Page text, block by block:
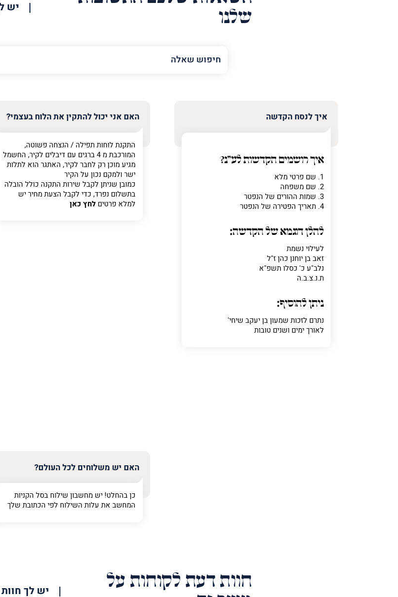
שלנו
יש
על
מה
איך לנסח הקדשה
איך רושמים הקדשות לע"נ?
1. שם פרטי מלא
2. שם משפחה
3. שמות ההורים של הנפטר
4. תאריך הפטירה של הנפטר
להלן דוגמא של הקדשה:
לעילוי נשמת
זאב בן יוחנן כהן ז"ל
נלב"ע כ' כסלו תשפ"א
ת.נ.צ.ב.ה
ניתן להוסיף:
נתרם לזכות שמעון בן יעקב שיחי'
לאורך ימים ושנים טובות
האם אני יכול להתקין את הלוח בעצמי?
התקנת לוחות תפילה / הנצחה פשוטה,
המורכבת מ 4 ברגים עם דיבלים לקיר, החשמל
מגיע מוכן רק לחבר לקיר, האתגר הוא לתלות
ישר ולמקם נכון על הקיר
כמובן שניתן לקבל שירות התקנה כולל הובלה
בתשלום נפרד, כדי לקבל הצעת מחיר יש
למלא פרטים לחץ כאן
האם יש משלוחים לכל העולם?
כן בהחלט! יש מחשבון שילוח בסל הקניות
המחשב את עלות השילוח לפי הכתובת שלך
חוות דעת לקוחות על
יש לך